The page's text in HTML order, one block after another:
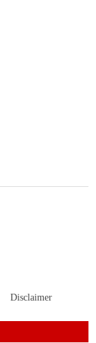
Disclaimer